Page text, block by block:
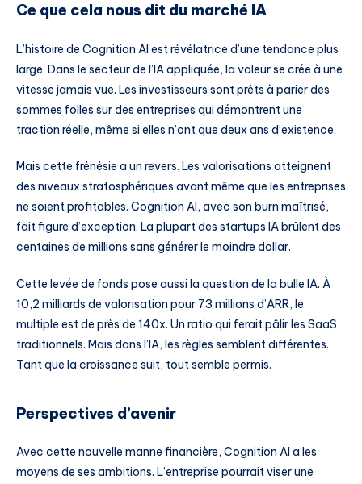
Ce que cela nous dit du marché IA
L’histoire de Cognition AI est révélatrice d’une tendance plus
large. Dans le secteur de l’IA appliquée, la valeur se crée à une
vitesse jamais vue. Les investisseurs sont prêts à parier des
sommes folles sur des entreprises qui démontrent une
traction réelle, même si elles n’ont que deux ans d’existence.
Mais cette frénésie a un revers. Les valorisations atteignent
des niveaux stratosphériques avant même que les entreprises
ne soient profitables. Cognition AI, avec son burn maîtrisé,
fait figure d’exception. La plupart des startups IA brûlent des
centaines de millions sans générer le moindre dollar.
Cette levée de fonds pose aussi la question de la bulle IA. À
10,2 milliards de valorisation pour 73 millions d’ARR, le
multiple est de près de 140x. Un ratio qui ferait pâlir les SaaS
traditionnels. Mais dans l’IA, les règles semblent différentes.
Tant que la croissance suit, tout semble permis.
Perspectives d’avenir
Avec cette nouvelle manne financière, Cognition AI a les
moyens de ses ambitions. L’entreprise pourrait viser une